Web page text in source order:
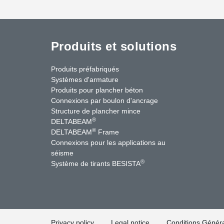
Produits et solutions
Produits préfabriqués
Systèmes d'armature
Produits pour plancher béton
Connexions par boulon d'ancrage
Structure de plancher mince
DELTABEAM®
DELTABEAM® Frame
Connexions pour les applications au
séisme
Système de tirants BESISTA®
Contactez-nous
Privacy policy Legal notice Conditions